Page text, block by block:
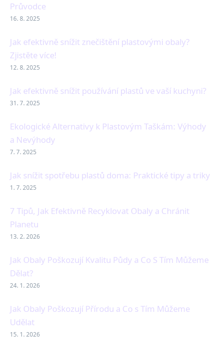
Průvodce
16. 8. 2025
Jak efektivně snížit znečištění plastovými obaly?
Zjistěte více!
12. 8. 2025
Jak efektivně snížit používání plastů ve vaší kuchyni?
31. 7. 2025
Ekologické Alternativy k Plastovým Taškám: Výhody
a Nevýhody
7. 7. 2025
Jak snížit spotřebu plastů doma: Praktické tipy a triky
1. 7. 2025
7 Tipů, Jak Efektivně Recyklovat Obaly a Chránit
Planetu
13. 2. 2026
Jak Obaly Poškozují Kvalitu Půdy a Co S Tím Můžeme
Dělat?
24. 1. 2026
Jak Obaly Poškozují Přírodu a Co s Tím Můžeme
Udělat
15. 1. 2026